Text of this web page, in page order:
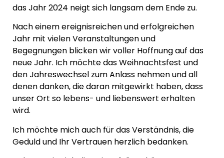
das Jahr 2024 neigt sich langsam dem Ende zu.
Nach einem ereignisreichen und erfolgreichen
Jahr mit vielen Veranstaltungen und
Begegnungen blicken wir voller Hoffnung auf das
neue Jahr. Ich möchte das Weihnachtsfest und
den Jahreswechsel zum Anlass nehmen und all
denen danken, die daran mitgewirkt haben, dass
unser Ort so lebens- und liebenswert erhalten
wird.
Ich möchte mich auch für das Verständnis, die
Geduld und Ihr Vertrauen herzlich bedanken.